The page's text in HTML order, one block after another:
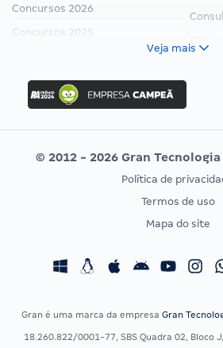
Concursos 2026
Concursos 2025
Concurso Ibama
Concurso MPU
Editais publicados
CONCURSOS POR PROFISSÃO
Concursos Fiscais
Veja mais
© 2012 - 2026 Gran Tecnologia
Política de
Termos de uso
Mapa do site
Gran é uma marca da empresa Gran
18.260.822/0001-77, SBS Quadra 02, Bloco